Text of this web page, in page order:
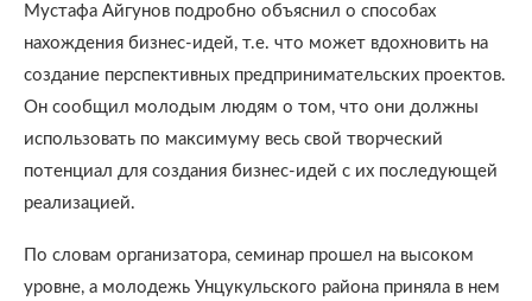
Мустафа Айгунов подробно объяснил о способах
нахождения бизнес-идей, т.е. что может вдохновить на
создание перспективных предпринимательских проектов.
Он сообщил молодым людям о том, что они должны
использовать по максимуму весь свой творческий
потенциал для создания бизнес-идей с их последующей
реализацией.
По словам организатора, семинар прошел на высоком
уровне, а молодежь Унцукульского района приняла в нем